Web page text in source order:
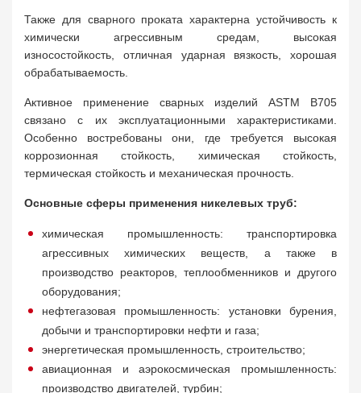
Также для сварного проката характерна устойчивость к
химически агрессивным средам, высокая
износостойкость, отличная ударная вязкость, хорошая
обрабатываемость.
Активное применение сварных изделий ASTM B705
связано с их эксплуатационными характеристиками.
Особенно востребованы они, где требуется высокая
коррозионная стойкость, химическая стойкость,
термическая стойкость и механическая прочность.
Основные сферы применения никелевых труб:
химическая промышленность: транспортировка
агрессивных химических веществ, а также в
производство реакторов, теплообменников и другого
оборудования;
нефтегазовая промышленность: установки бурения,
добычи и транспортировки нефти и газа;
энергетическая промышленность, строительство;
авиационная и аэрокосмическая промышленность:
производство двигателей, турбин;